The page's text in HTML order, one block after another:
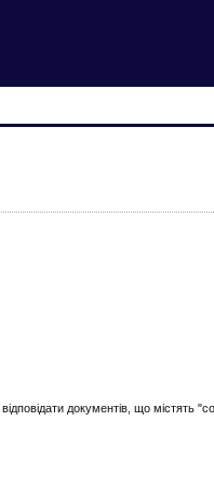
документів, що містять